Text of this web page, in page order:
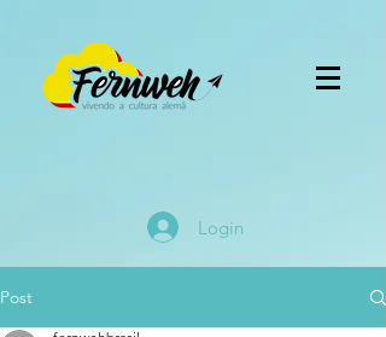
Login
Post